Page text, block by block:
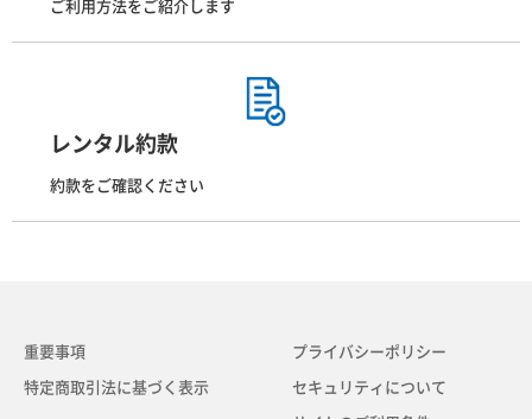
ご利用方法をご紹介します
レンタル約款
約款をご確認ください
重要事項
特定商取引法に基づく表示
プライバシーポリシー
セキュリティについて